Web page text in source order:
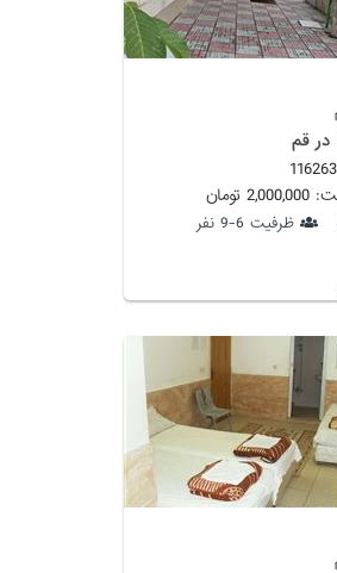
در قم
ظرفیت 6-9 نفر